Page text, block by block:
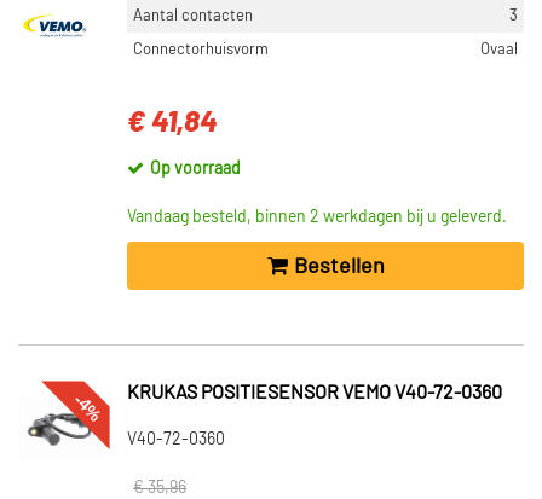
Aantal contacten
3
Connectorhuisvorm
Ovaal
€ 41,84
Op voorraad
Vandaag besteld, binnen 2 werkdagen bij u geleverd.
Bestellen
-4% KRUKAS POSITIESENSOR VEMO V40-72-0360
V40-72-0360
€ 35,96